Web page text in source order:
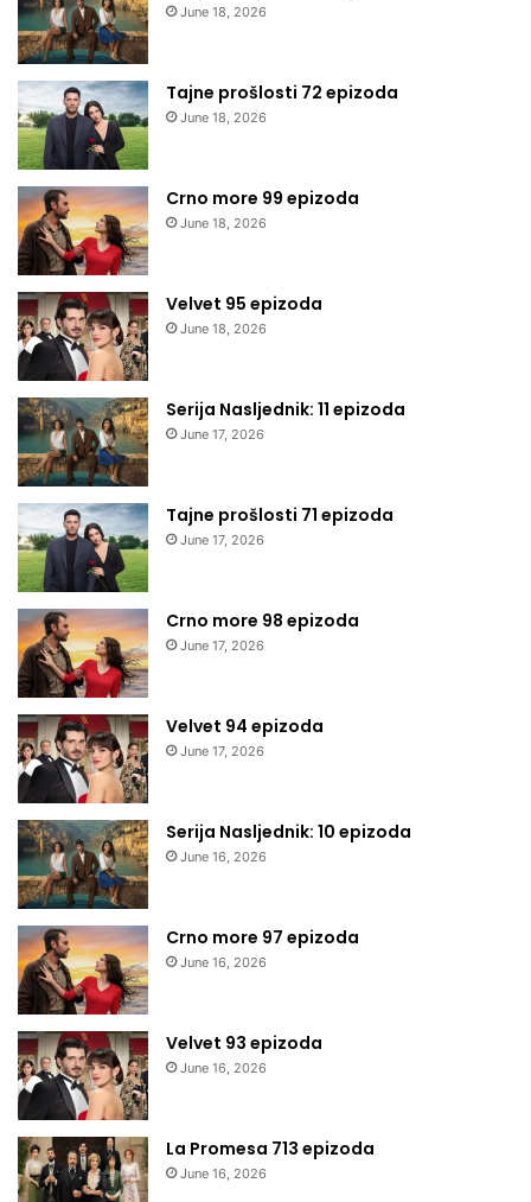
June 18, 2026
Tajne prošlosti 72 epizoda
June 18, 2026
Crno more 99 epizoda
June 18, 2026
Velvet 95 epizoda
June 18, 2026
Serija Nasljednik: 11 epizoda
June 17, 2026
Tajne prošlosti 71 epizoda
June 17, 2026
Crno more 98 epizoda
June 17, 2026
Velvet 94 epizoda
June 17, 2026
Serija Nasljednik: 10 epizoda
June 16, 2026
Crno more 97 epizoda
June 16, 2026
Velvet 93 epizoda
June 16, 2026
La Promesa 713 epizoda
June 16, 2026